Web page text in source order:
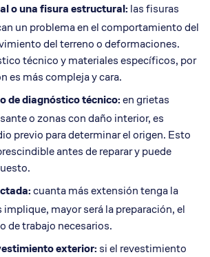
o unafisura estructural: las fisuras
un problema en el comportamiento del
del terreno o deformaciones.
técnico y materiales específicos, por
es más compleja y cara.
dediagnóstico técnico:en grietas
o zonas con daño interior, es
previo para determinar el origen. Esto
antes de reparar y puede
cuanta más extensión tenga la
mayor será la preparación, el
de trabajo necesarios.
exterior: si el revestimiento